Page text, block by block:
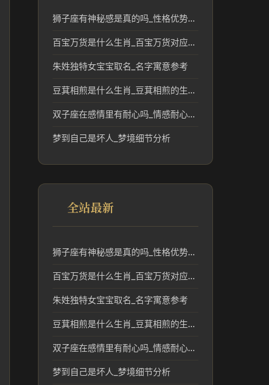
狮子座有神秘感是真的吗_性格优势解析
百宝万货是什么生肖_百宝万货对应的生肖含义与文化解读
朱姓独特女宝宝取名_名字寓意参考
豆萁相煎是什么生肖_豆萁相煎的生肖文化与象征解析
双子座在感情里有耐心吗_情感耐心与性格解析
梦到自己是坏人_梦境细节分析
全站最新
狮子座有神秘感是真的吗_性格优势解析
百宝万货是什么生肖_百宝万货对应的生肖含义与文化解读
朱姓独特女宝宝取名_名字寓意参考
豆萁相煎是什么生肖_豆萁相煎的生肖文化与象征解析
双子座在感情里有耐心吗_情感耐心与性格解析
梦到自己是坏人_梦境细节分析